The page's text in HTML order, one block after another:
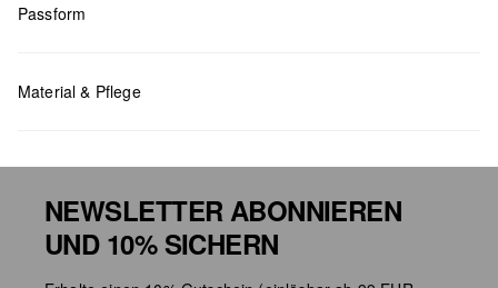
Passform
Material & Pflege
NEWSLETTER ABONNIEREN
UND 10% SICHERN